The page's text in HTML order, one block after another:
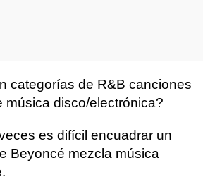
categorías de R&B canciones
música disco/electrónica?
es difícil encuadrar un
Beyoncé mezcla música